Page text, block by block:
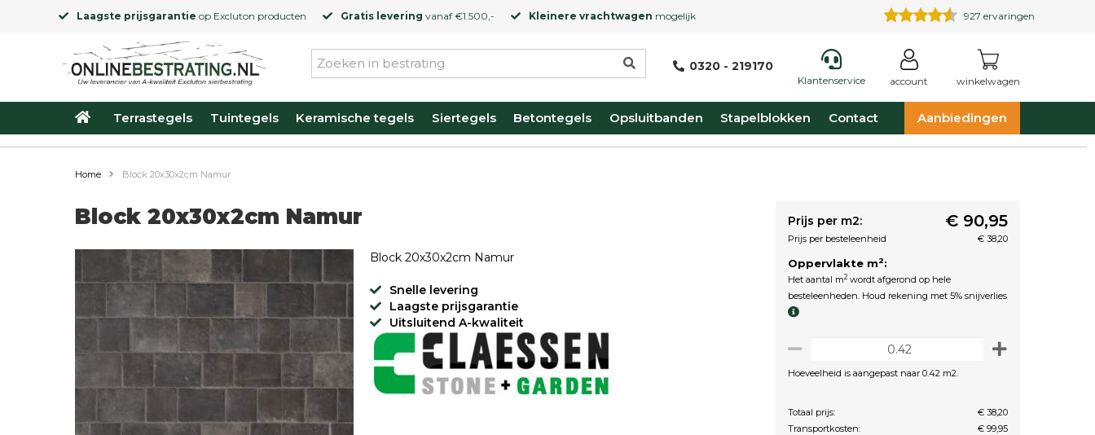
Laagste prijsgarantie op Excluton producten Gratis levering vanaf €1.500,- Kleinere vrachtwagen mogelijk 927 ervaringen
0320 - 219170
Klantenservice account winkelwagen
Terrastegels Tuintegels Keramische tegels Siertegels Betontegels Opsluitbanden Stapelblokken Contact Aanbiedingen
Home Block 20x30x2cm Namur
Block 20x30x2cm Namur
Block 20x30x2cm Namur
Snelle levering
Laagste prijsgarantie
Uitsluitend A-kwaliteit
Prijs per m2: € 90,95
Prijs per besteleenheid € 38,20
Oppervlakte m2:
Het aantal m2 wordt afgerond op hele
besteleenheden. Houd rekening met 5% snijverlies
Hoeveelheid is aangepast naar 0.42 m2.
Totaal prijs:
€ 38,20
Transportkosten:
€ 99,95